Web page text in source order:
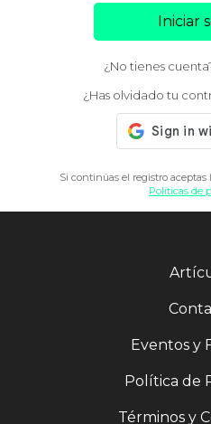
Iniciar
¿No tienes
¿Has olvidado tu
Si continúas el registro aceptas
Políticas de
Eventos y
Política de
Términos y